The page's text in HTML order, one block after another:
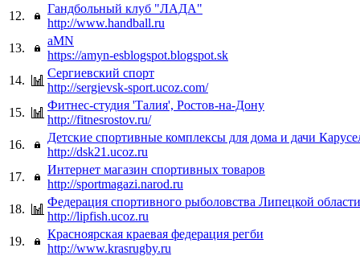
12.
Гандбольный клуб "ЛАДА"
http://www.handball.ru
13.
aMN
https://amyn-esblogspot.blogspot.sk
14.
Сергиевский спорт
http://sergievsk-sport.ucoz.com/
15.
Фитнес-студия 'Талия', Ростов-на-Дону
http://fitnesrostov.ru/
16.
Детские спортивные комплексы для дома и дачи
http://dsk21.ucoz.ru
17.
Интернет магазин спортивных товаров
http://sportmagazi.narod.ru
18.
Федерация спортивного рыболовства Липецкой области
http://lipfish.ucoz.ru
19.
Красноярская краевая федерация регби
http://www.krasrugby.ru